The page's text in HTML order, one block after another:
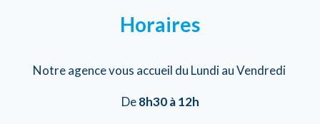
Horaires
Notre agence vous accueil du Lundi au Vendredi
De8h30 à 12h